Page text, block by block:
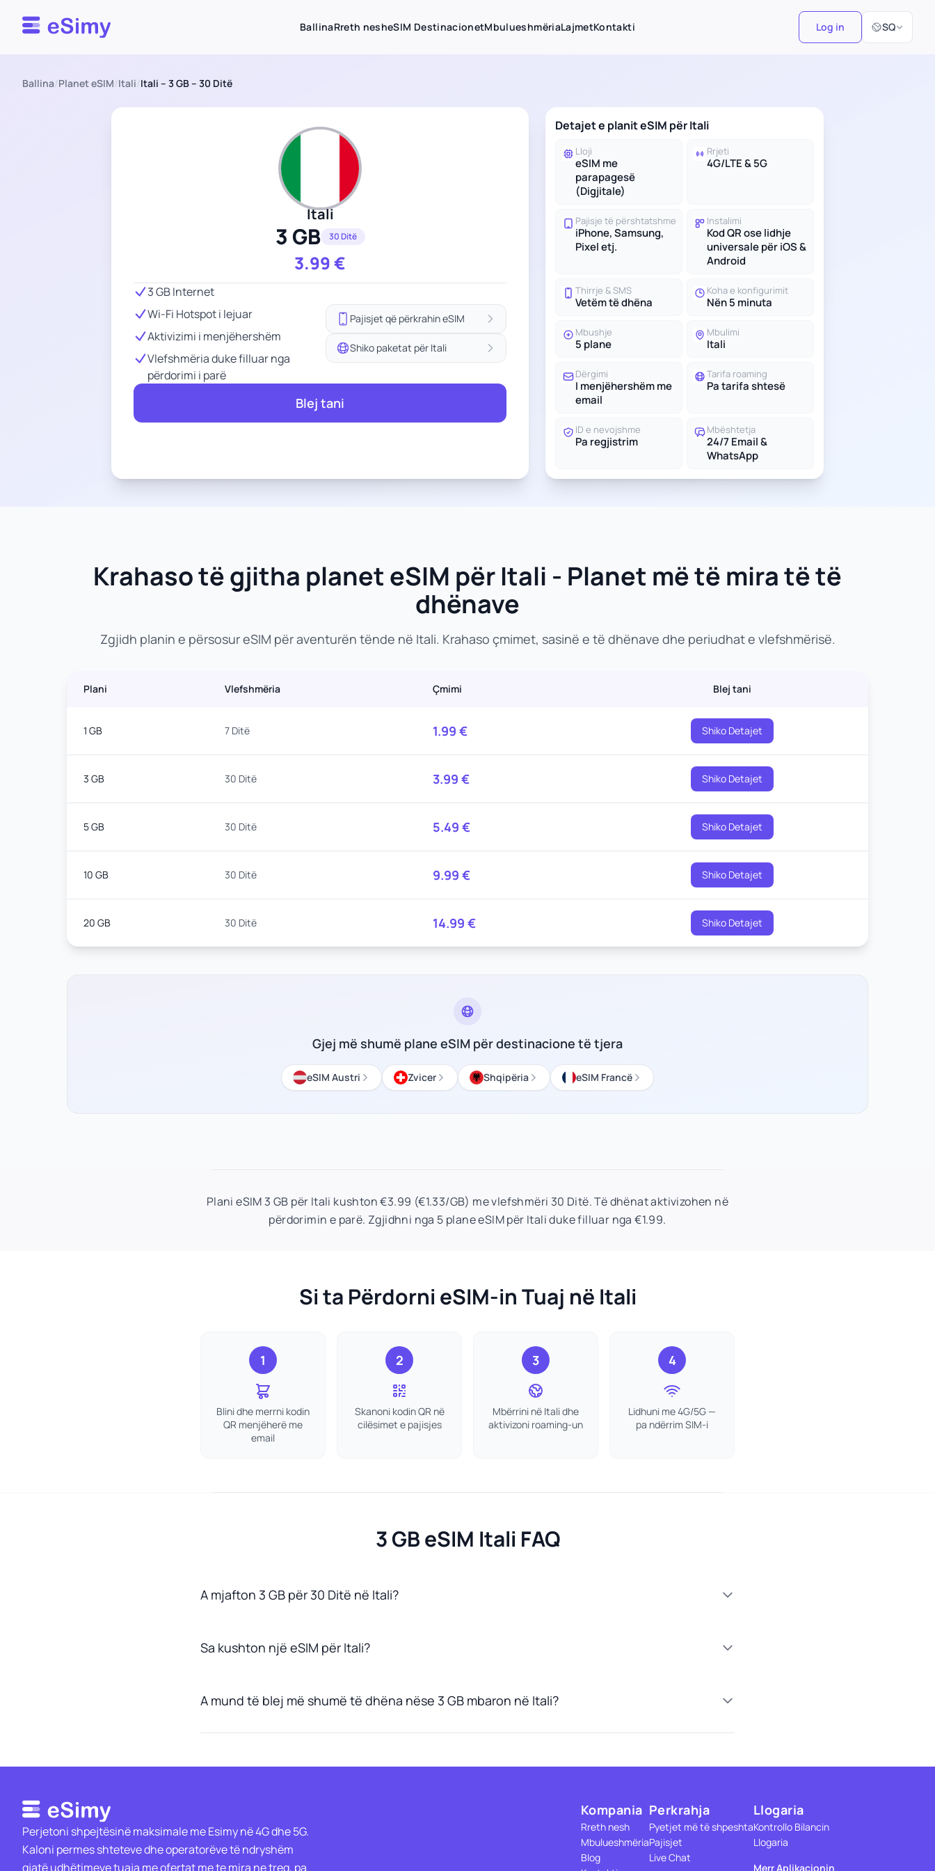
Esimy BallinaRreth nesheSIM DestinacionetMbulueshmëriaLajmetKontakti Log in SQ
Zgjidh Gjuhën
Ballina/Planet eSIM/Itali/Itali – 3 GB – 30 Ditë
Itali
3 GB 30 Ditë
3.99€
3 GB Internet
Wi-Fi Hotspot i lejuar
Aktivizimi i menjëhershëm
Vlefshmëria duke filluar nga
përdorimi i parë
Pajisjet që përkrahin eSIM
Shiko paketat për Itali
Blej tani
Detajet e planit eSIM për Itali
Lloji
eSIM me
parapagesë
(Digjitale)
Rrjeti
4G/LTE & 5G
Pajisje të përshtatshme
iPhone, Samsung,
Pixel etj.
Instalimi
Kod QR ose lidhje
universale për iOS &
Android
Thirrje & SMS
Vetëm të dhëna
Koha e konfigurimit
Nën 5 minuta
Mbushje
5 plane
Mbulimi
Itali
Dërgimi
I menjëhershëm me
email
Tarifa roaming
Pa tarifa shtesë
ID e nevojshme
Pa regjistrim
Mbështetja
24/7 Email &
WhatsApp
Krahaso të gjitha planet eSIM për Itali - Planet më të mira të të
dhënave
Zgjidh planin e përsosur eSIM për aventurën tënde në Itali. Krahaso çmimet, sasinë e të dhënave dhe periudhat e vlefshmërisë.
Plani Vlefshmëria Çmimi Blej tani
1 GB 7 Ditë 1.99 € Shiko Detajet
3 GB 30 Ditë 3.99 € Shiko Detajet
5 GB 30 Ditë 5.49 € Shiko Detajet
10 GB 30 Ditë 9.99 € Shiko Detajet
20 GB 30 Ditë 14.99 € Shiko Detajet
Gjej më shumë plane eSIM për destinacione të tjera
eSIM Austri Zvicer Shqipëria eSIM Francë
Plani eSIM 3 GB për Itali kushton €3.99 (€1.33/GB) me vlefshmëri 30 Ditë. Të dhënat aktivizohen në
përdorimin e parë. Zgjidhni nga 5 plane eSIM për Itali duke filluar nga €1.99.
Si ta Përdorni eSIM-in Tuaj në Itali
1
Blini dhe merrni kodin
QR menjëherë me
email
2
Skanoni kodin QR në
cilësimet e pajisjes
3
Mbërrini në Itali dhe
aktivizoni roaming-un
4
Lidhuni me 4G/5G —
pa ndërrim SIM-i
3 GB eSIM Itali FAQ
A mjafton 3 GB për 30 Ditë në Itali?
Sa kushton një eSIM për Itali?
A mund të blej më shumë të dhëna nëse 3 GB mbaron në Itali?
Perjetoni shpejtësinë maksimale me Esimy në 4G dhe 5G.
Kaloni permes shteteve dhe operatorëve të ndryshëm
gjatë udhëtimeve tuaja me ofertat me te mira ne treg, pa
Kompania
Rreth nesh
Mbulueshmëria
Blog
Perkrahja
Pyetjet më të shpeshta
Pajisjet
Live Chat
Llogaria
Kontrollo Bilancin
Llogaria
Merr Aplikacionin